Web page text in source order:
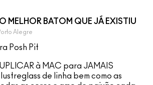
MELHOR BATOM QUE JÁ EXISTIU
Alegre
Posh Pit
à MAC para JAMAIS
de linha bem como as